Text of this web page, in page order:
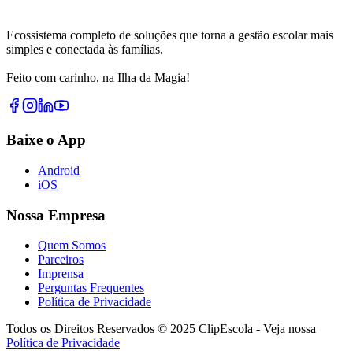
Ecossistema completo de soluções que torna a gestão escolar mais
simples e conectada às famílias.
Feito com carinho, na Ilha da Magia!
Baixe o App
Android
iOS
Nossa Empresa
Quem Somos
Parceiros
Imprensa
Perguntas Frequentes
Política de Privacidade
Todos os Direitos Reservados © 2025 ClipEscola - Veja nossa
Política de Privacidade